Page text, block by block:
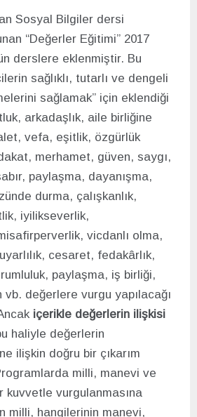
Sosyal Bilgiler dersi
“Değerler Eğitimi” 2017
derslere eklenmiştir. Bu
sağlıklı, tutarlı ve dengeli
sağlamak” için eklendiği
arkadaşlık, aile birliğine
vefa, eşitlik, özgürlük
merhamet, güven, saygı,
paylaşma, dayanışma,
durma, çalışkanlık,
iyilikseverlik,
vicdanlı olma,
cesaret, fedakârlık,
paylaşma, iş birliği,
değerlere vurgu yapılacağı
içerikle değerlerin ilişkisi
haliyle değerlerin
ilişkin doğru bir çıkarım
milli, manevi ve
kuvvetle vurgulanmasına
milli, hangilerinin manevi,